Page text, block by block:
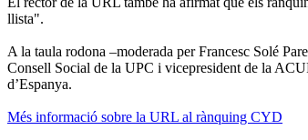
llista".
A la taula rodona –moderada per Francesc Solé
Consell Social de la UPC i vicepresident de la
d’Espanya.
Més informació sobre la URL al rànquing CYD